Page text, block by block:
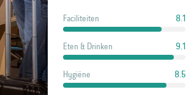
Faciliteiten 8.1
Eten & Drinken 9.1
Hygiëne 8.5